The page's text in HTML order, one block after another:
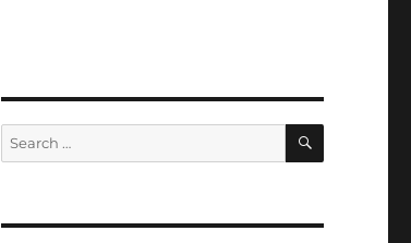
Search
for:
SEARCH